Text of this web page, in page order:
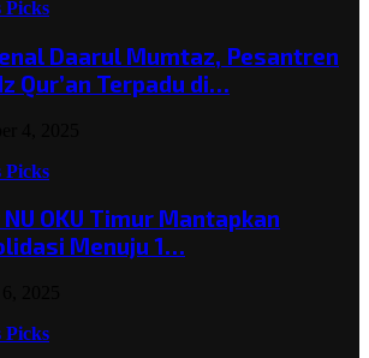
Picks
Daarul Mumtaz, Pesantren
Qur’an Terpadu di…
Picks
OKU Timur Mantapkan
Menuju 1…
Picks